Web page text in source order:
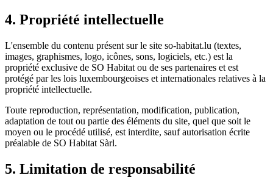
4. Propriété intellectuelle
L'ensemble du contenu présent sur le site so-habitat.lu (textes,
images, graphismes, logo, icônes, sons, logiciels, etc.) est la
propriété exclusive de SO Habitat ou de ses partenaires et est
protégé par les lois luxembourgeoises et internationales relatives à la
propriété intellectuelle.
Toute reproduction, représentation, modification, publication,
adaptation de tout ou partie des éléments du site, quel que soit le
moyen ou le procédé utilisé, est interdite, sauf autorisation écrite
préalable de SO Habitat Sàrl.
5. Limitation de responsabilité